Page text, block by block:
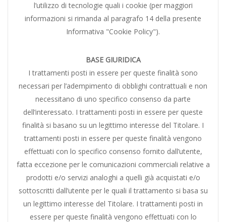
l’utilizzo di tecnologie quali i cookie (per maggiori
informazioni si rimanda al paragrafo 14 della presente
Informativa "Cookie Policy").
BASE GIURIDICA
I trattamenti posti in essere per queste finalità sono
necessari per l’adempimento di obblighi contrattuali e non
necessitano di uno specifico consenso da parte
dell’interessato. I trattamenti posti in essere per queste
finalità si basano su un legittimo interesse del Titolare. I
trattamenti posti in essere per queste finalità vengono
effettuati con lo specifico consenso fornito dall’utente,
fatta eccezione per le comunicazioni commerciali relative a
prodotti e/o servizi analoghi a quelli già acquistati e/o
sottoscritti dall’utente per le quali il trattamento si basa su
un legittimo interesse del Titolare. I trattamenti posti in
essere per queste finalità vengono effettuati con lo